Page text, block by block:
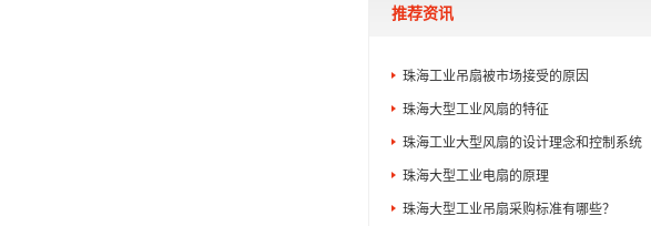
推荐资讯
珠海工业吊扇被市场接受的原因
珠海大型工业风扇的特征
珠海工业大型风扇的设计理念和控制系统
珠海大型工业电扇的原理
珠海大型工业吊扇采购标准有哪些？